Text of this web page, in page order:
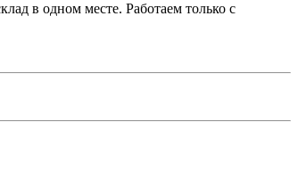
в одном месте. Работаем только с